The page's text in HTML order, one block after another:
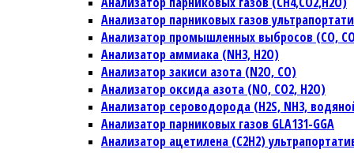
Анализатор парниковых газов
Анализатор промышленных выбросов (CO,
Анализатор аммиака (NH3, H2O)
Анализатор закиси азота (N2O, CO)
Анализатор оксида азота (NO, CO2, H2O)
Анализатор сероводорода (H2S, NH3,
Анализатор парниковых газов GLA131-GGA
Анализатор ацетилена (C2H2)